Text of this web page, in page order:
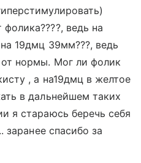
ведь на
19дмц 39мм???, ведь
нормы. Мог ли фолик
, а на19дмц в желтое
в дальнейшем таких
я стараюсь беречь себя
заранее спасибо за